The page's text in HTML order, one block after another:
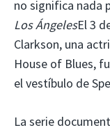
no significa nada
Los ÁngelesEl 3
Clarkson, una
House of Blues,
el vestíbulo de
La serie